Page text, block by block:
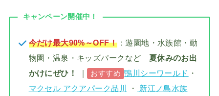
キャンペーン開催中！
今だけ最大90%～OFF！：遊園地・水族館・動
物園・温泉・キッズパークなど 夏休みのお出
かけにぜひ！
｜ おすすめ 鴨川シーワールド ・
マクセル アクアパーク品川
・
新江ノ島水族